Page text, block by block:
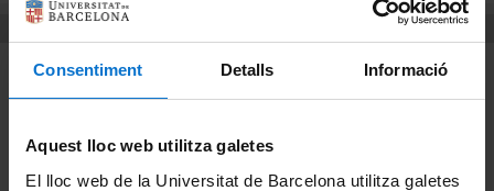
Consentiment Detalls Informació
Aquest lloc web utilitza galetes
El lloc web de la Universitat de Barcelona utilitza galetes
Exercicis hipopressius: Treball del sòl pelvià
CURS EXERCICIS HIPOPRESSIUS: TREBALL DEL
persones inscrites en el Pla de la Gestió de
l'experiència. MODALITAT Exercici físic i Salut.
REQUISITS Venir...